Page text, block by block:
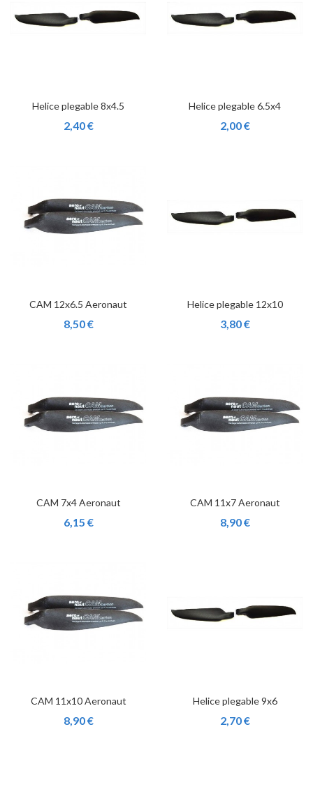
Helice plegable 8x4.5
2,40 €
Helice plegable 6.5x4
2,00 €
CAM 12x6.5 Aeronaut
8,50 €
Helice plegable 12x10
3,80 €
CAM 7x4 Aeronaut
6,15 €
CAM 11x7 Aeronaut
8,90 €
CAM 11x10 Aeronaut
8,90 €
Helice plegable 9x6
2,70 €